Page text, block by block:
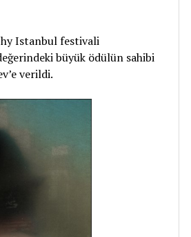
Istanbul festivali
büyük ödülün sahibi
verildi.